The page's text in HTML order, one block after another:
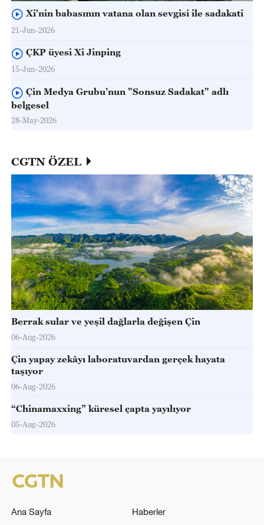
Xi'nin babasının vatana olan sevgisi ile sadakati
21-Jun-2026
ÇKP üyesi Xi Jinping
15-Jun-2026
Çin Medya Grubu’nun "Sonsuz Sadakat" adlı
belgesel
28-May-2026
CGTN ÖZEL
Berrak sular ve yeşil dağlarla değişen Çin
06-Aug-2026
Çin yapay zekâyı laboratuvardan gerçek hayata
taşıyor
06-Aug-2026
“Chinamaxxing” küresel çapta yayılıyor
05-Aug-2026
Ana Sayfa
Haberler